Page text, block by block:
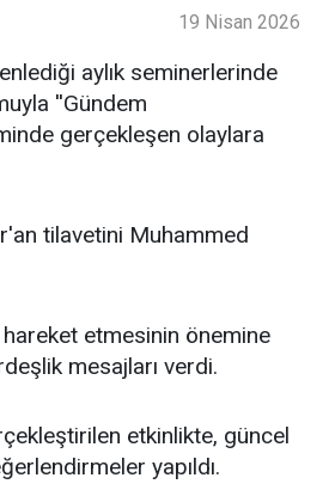
19 Nisan 2026
aylık seminerlerinde
''Gündem
gerçekleşen olaylara
tilavetini Muhammed
etmesinin önemine
mesajları verdi.
etkinlikte, güncel
yapıldı.